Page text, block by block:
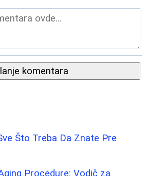
komentara
Što Treba Da Znate Pre
Procedure: Vodič za